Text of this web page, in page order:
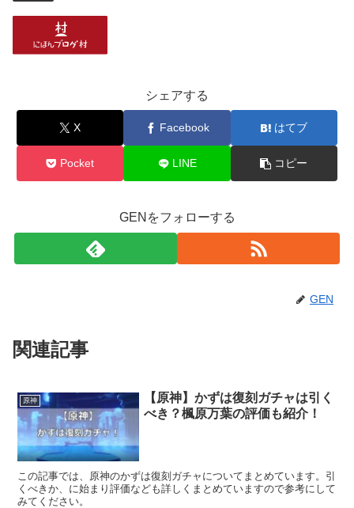
シェアする
X Facebook はてブ
Pocket LINE コピー
GENをフォローする
GEN
関連記事
原神
【原神】かずは復刻ガチャは引く
べき？楓原万葉の評価も紹介！
この記事では、原神のかずは復刻ガチャについてまとめています。引
くべきか、に始まり評価なども詳しくまとめていますので参考にして
みてください。